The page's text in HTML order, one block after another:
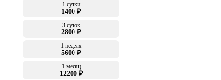
1 сутки
1400 ₽
3 суток
2800 ₽
1 неделя
5600 ₽
1 месяц
12200 ₽